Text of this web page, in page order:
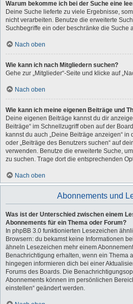
Warum bekomme ich bei der Suche eine
Deine Suche lieferte zu viele Ergebnisse,
nicht verarbeiten. Benutze die erweiterte
Suchbegriffe ein oder beschränke die Suche
Nach oben
Wie kann ich nach Mitgliedern suchen?
Gehe zur „Mitglieder“-Seite und klicke auf
Nach oben
Wie kann ich meine eigenen Beiträge und
Deine eigenen Beiträge kannst du dir
Beiträge“ im Schnellzugriff oben auf der
kannst du auch „Deine Beiträge anzeigen“
oder „Beiträge des Benutzers suchen“ auf
verwenden. Benutze die erweiterte Suche,
zu suchen. Trage dort die entsprechenden
Nach oben
Abonnements und
Was ist der Unterschied zwischen einem
Abonnements für ein Thema oder Forum?
In phpBB 3.0 funktionierten Lesezeichen
Browsern: du bekamst keine Informationen
ähneln Lesezeichen mehr einem
Benachrichtigung erhalten, wenn ein Thema
hingegen informieren dich bei einer
Forums des Boards. Die
Abonnements können im persönlichen
einstellen“ geändert werden.